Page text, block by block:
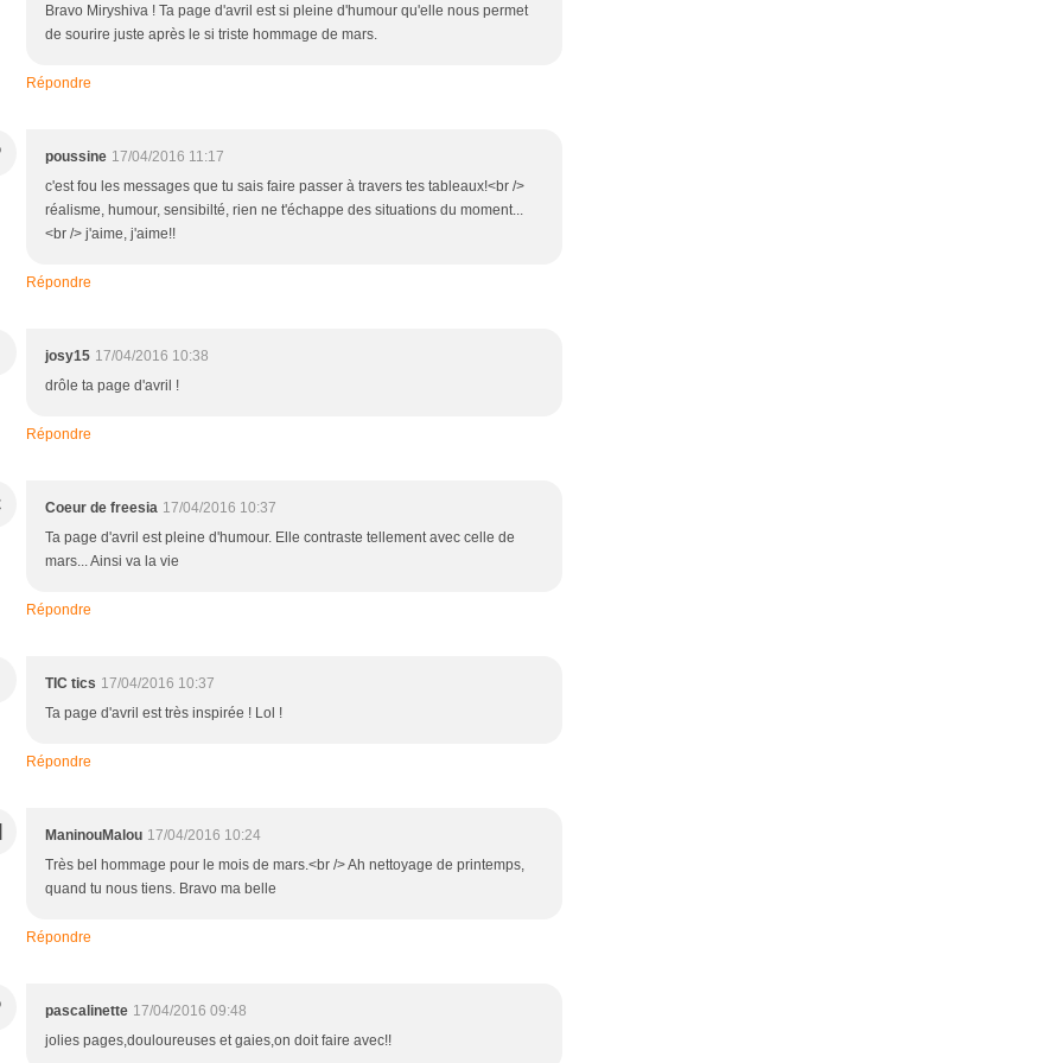
Bravo Miryshiva ! Ta page d'avril est si pleine d'humour qu'elle nous permet
de sourire juste après le si triste hommage de mars.
Répondre
poussine 17/04/2016 11:17
c'est fou les messages que tu sais faire passer à travers tes tableaux!<br />
réalisme, humour, sensibilté, rien ne t'échappe des situations du moment...
<br /> j'aime, j'aime!!
Répondre
josy15 17/04/2016 10:38
drôle ta page d'avril !
Répondre
Coeur de freesia 17/04/2016 10:37
Ta page d'avril est pleine d'humour. Elle contraste tellement avec celle de
mars... Ainsi va la vie
Répondre
TIC tics 17/04/2016 10:37
Ta page d'avril est très inspirée ! Lol !
Répondre
ManinouMalou 17/04/2016 10:24
Très bel hommage pour le mois de mars.<br /> Ah nettoyage de printemps,
quand tu nous tiens. Bravo ma belle
Répondre
pascalinette 17/04/2016 09:48
jolies pages,douloureuses et gaies,on doit faire avec!!